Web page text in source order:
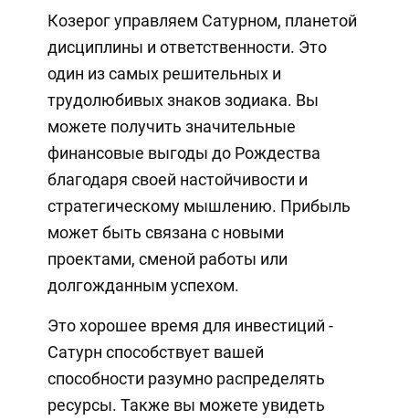
Козерог управляем Сатурном, планетой
дисциплины и ответственности. Это
один из самых решительных и
трудолюбивых знаков зодиака. Вы
можете получить значительные
финансовые выгоды до Рождества
благодаря своей настойчивости и
стратегическому мышлению. Прибыль
может быть связана с новыми
проектами, сменой работы или
долгожданным успехом.
Это хорошее время для инвестиций -
Сатурн способствует вашей
способности разумно распределять
ресурсы. Также вы можете увидеть